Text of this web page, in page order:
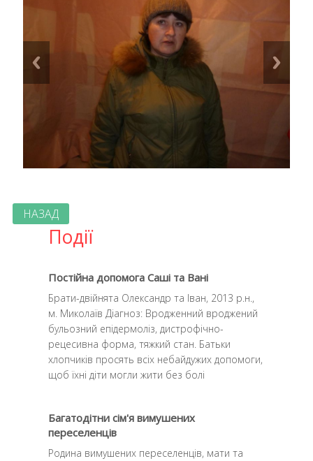
НАЗАД
Події
Постійна допомога Саші та Вані
Брати-двійнята Олександр та Іван, 2013 р.н.,
м. Миколаїв Діагноз: Вродженний вроджений
бульозний епідермоліз, дистрофічно-
рецесивна форма, тяжкий стан. Батьки
хлопчиків просять всіх небайдужих допомоги,
щоб їхні діти могли жити без болi
Багатодітни сім'я вимушених
переселенців
Родина вимушених переселенців, мати та